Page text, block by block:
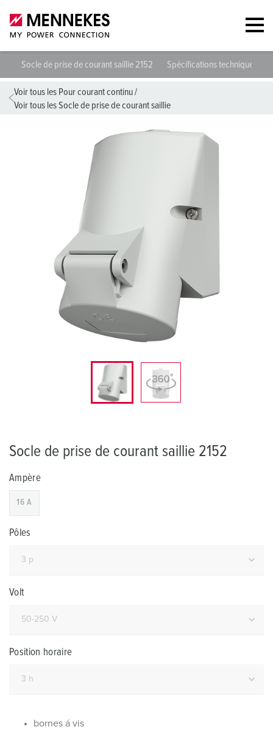
Socle de prise de courant saillie 2152 Spécifications techniques
Voir tous les Pour courant continu/
Voir tous les Socle de prise de courant saillie
Socle de prise de courant saillie 2152
Ampère
16 A
Pôles
Volt
Position horaire
bornes á vis